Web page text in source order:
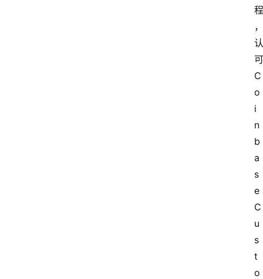
程
，
认
可
C
o
i
n
b
a
s
e
C
u
s
t
o